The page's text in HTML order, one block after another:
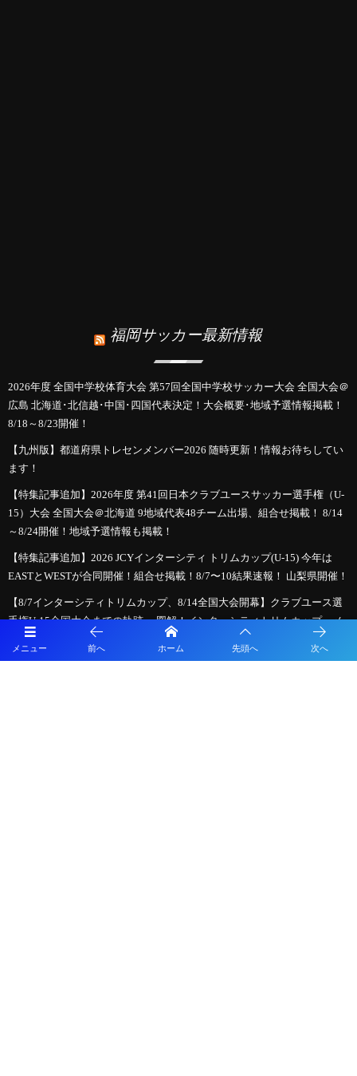
メニュー 前へ ホーム 先頭へ 次へ
福岡サッカー最新情報
2026年度 全国中学校体育大会 第57回全国中学校サッカー大会 全国大会＠
広島 北海道･北信越･中国･四国代表決定！大会概要･地域予選情報掲載！
8/18～8/23開催！
【九州版】都道府県トレセンメンバー2026 随時更新！情報お待ちしてい
ます！
【特集記事追加】2026年度 第41回日本クラブユースサッカー選手権（U-
15）大会 全国大会＠北海道 9地域代表48チーム出場、組合せ掲載！ 8/14
～8/24開催！地域予選情報も掲載！
【特集記事追加】2026 JCYインターシティ トリムカップ(U-15) 今年は
EASTとWESTが合同開催！組合せ掲載！8/7〜10結果速報！ 山梨県開催！
【8/7インターシティトリムカップ、8/14全国大会開幕】クラブユース選
手権U-15全国大会までの軌跡 ～図解！インターシティトリムカップ、メ
ニコンカップとの関係は？～ 2026年度クラブユース選手権U-15特集